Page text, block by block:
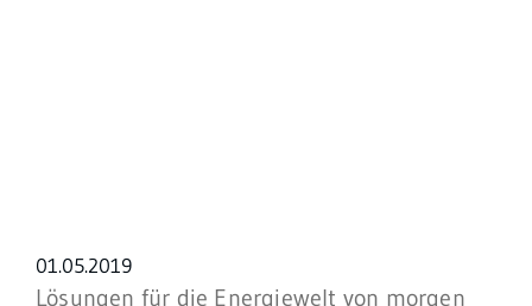
Datum:
01.05.2019
Lösungen für die Energiewelt von morgen